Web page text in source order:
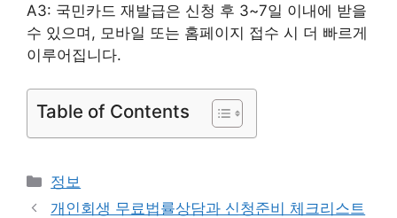
A3: 국민카드 재발급은 신청 후 3~7일 이내에 받을
수 있으며, 모바일 또는 홈페이지 접수 시 더 빠르게
이루어집니다.
Table of Contents
카
테
정보
개인회생 무료법률상담과 신청준비 체크리스트